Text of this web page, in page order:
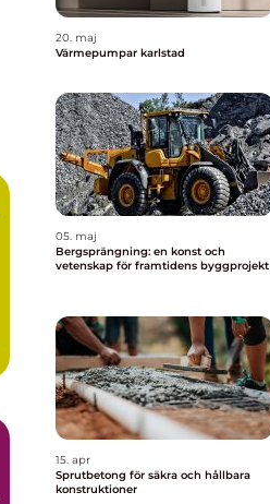
20. maj
Värmepumpar karlstad
05. maj
Bergsprängning: en konst och
vetenskap för framtidens byggprojekt
15. apr
Sprutbetong för säkra och hållbara
konstruktioner